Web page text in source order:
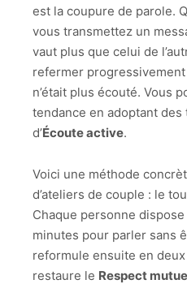
est la coupure de parole.
vous transmettez un
vaut plus que celui de
refermer progressivement
n’était plus écouté. Vous
tendance en adoptant
d’Écoute active.
Voici une méthode
d’ateliers de couple : le
Chaque personne
minutes pour parler sans
reformule ensuite en
restaure le Respect